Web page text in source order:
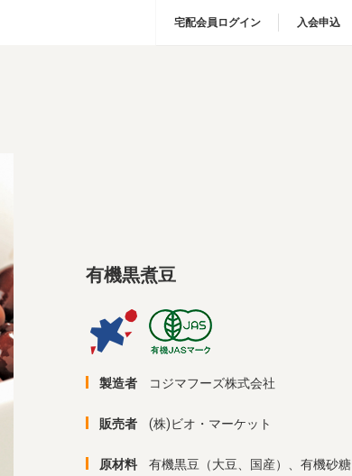
宅配会員ログイン 入会申込
宅配会員ログイン 入会申込
有機黒煮豆
製造者 コジマフーズ株式会社
販売者 (株)ビオ・マーケット
原材料 有機黒豆（大豆、国産）、有機砂糖